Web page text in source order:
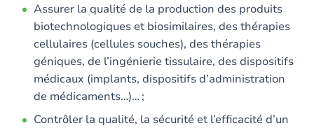
Assurer la qualité de la production des produits
biotechnologiques et biosimilaires, des thérapies
cellulaires (cellules souches), des thérapies
géniques, de l’ingénierie tissulaire, des dispositifs
médicaux (implants, dispositifs d’administration
de médicaments…)… ;
Contrôler la qualité, la sécurité et l’efficacité d’un